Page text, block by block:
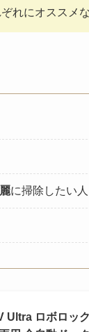
れにオススメ
に掃除したい人
Ultra ロボロッ